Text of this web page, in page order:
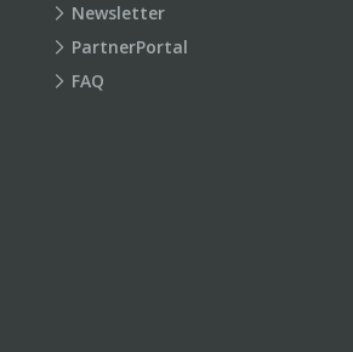
Newsletter
PartnerPortal
FAQ